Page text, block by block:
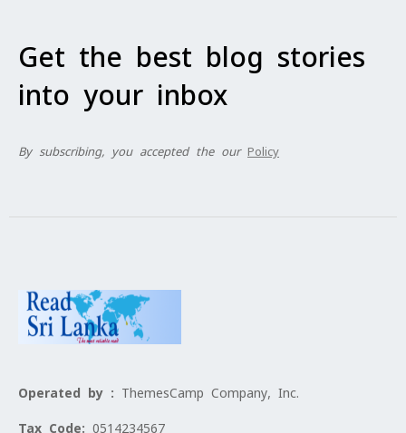
Get the best blog stories
into your inbox
By subscribing, you accepted the our Policy
Operated by : ThemesCamp Company, Inc.
Tax Code: 0514234567